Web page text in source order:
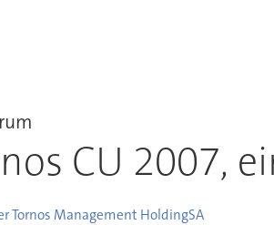
CU 2007,
Tornos Management HoldingSA